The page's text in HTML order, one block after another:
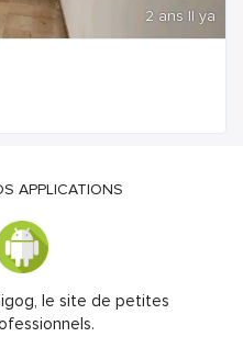
2 ans Il ya
APPLICATIONS
le site de petites